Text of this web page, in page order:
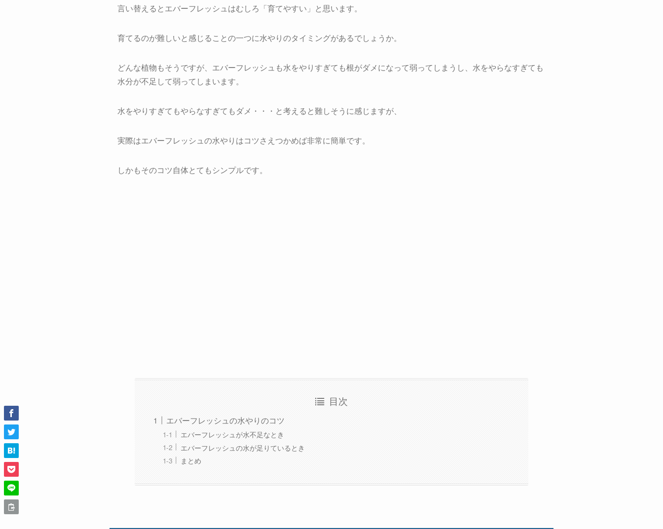
言い替えるとエバーフレッシュはむしろ「育てやすい」と思います。
育てるのが難しいと感じることの一つに水やりのタイミングがあるでしょうか。
どんな植物もそうですが、エバーフレッシュも水をやりすぎても根がダメになって弱ってしまうし、水をやらなすぎても
水分が不足して弱ってしまいます。
水をやりすぎてもやらなすぎてもダメ・・・と考えると難しそうに感じますが、
実際はエバーフレッシュの水やりはコツさえつかめば非常に簡単です。
しかもそのコツ自体とてもシンプルです。
目次
エバーフレッシュの水やりのコツ
エバーフレッシュが水不足なとき
エバーフレッシュの水が足りているとき
まとめ